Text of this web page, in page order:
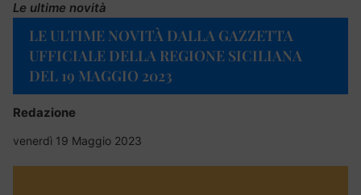
Le ultime novità
LE ULTIME NOVITÀ DALLA GAZZETTA
UFFICIALE DELLA REGIONE SICILIANA
DEL 19 MAGGIO 2023
Redazione
venerdì 19 Maggio 2023